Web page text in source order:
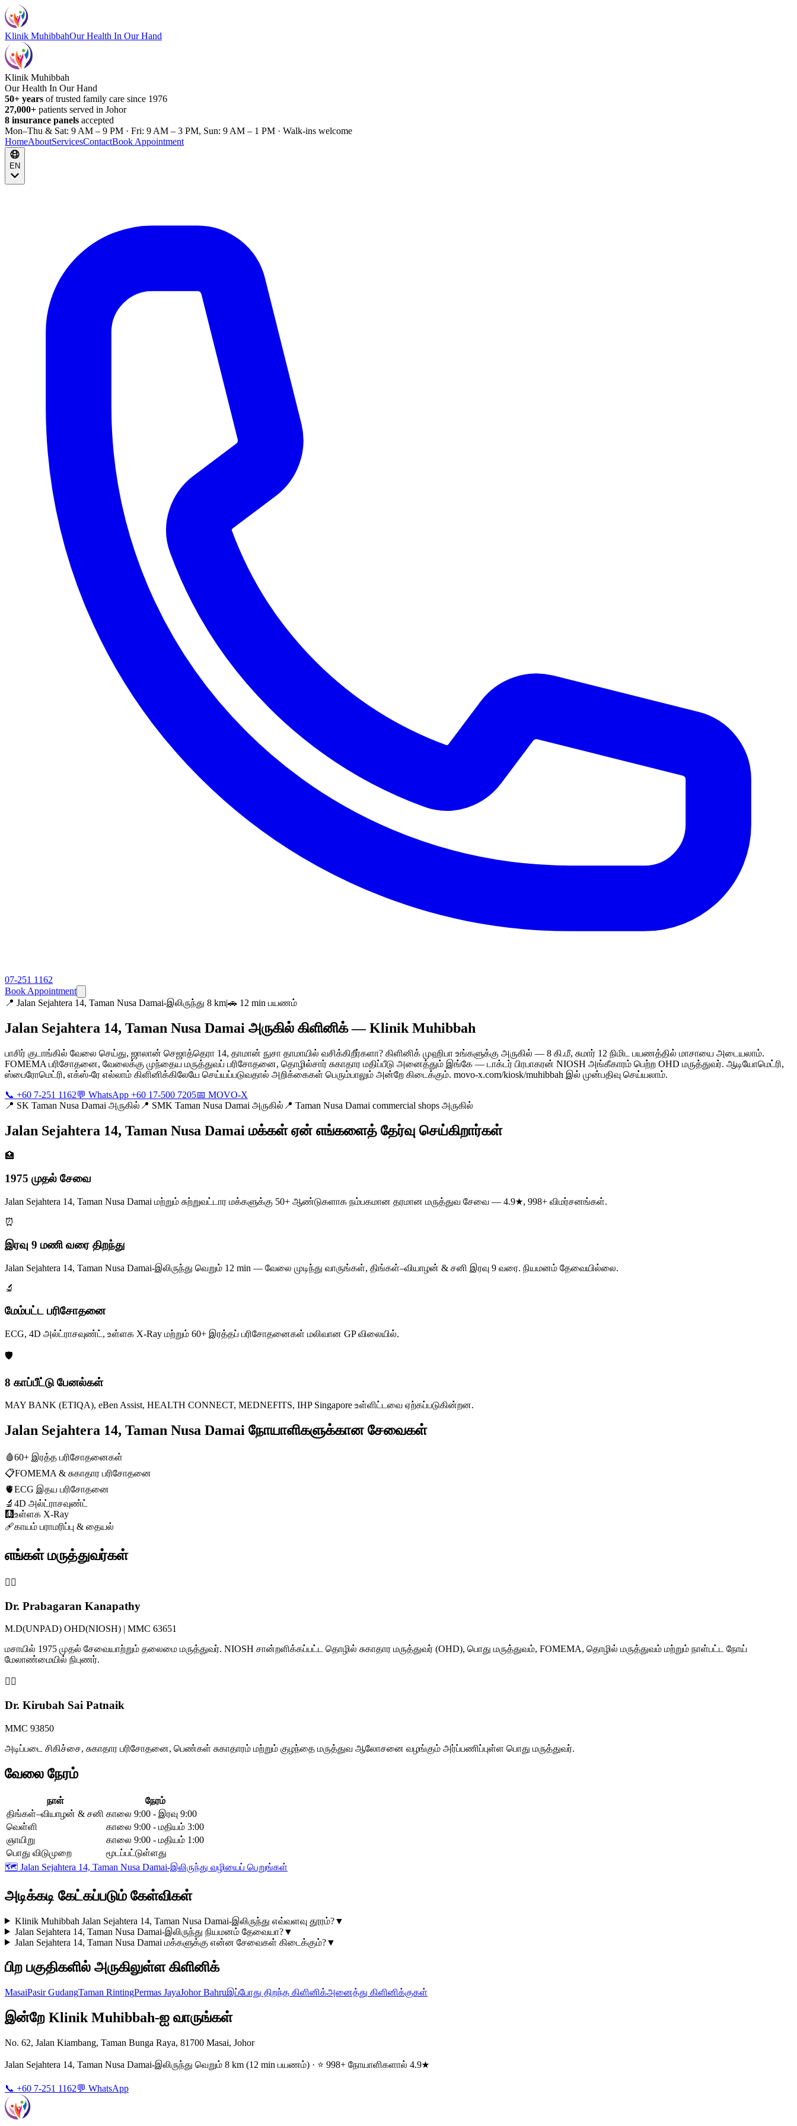
Klinik MuhibbahOur Health In Our Hand
Klinik Muhibbah
Our Health In Our Hand
50+ years of trusted family care since 1976
27,000+ patients served in Johor
8 insurance panels accepted
Mon–Thu & Sat: 9 AM – 9 PM · Fri: 9 AM – 3 PM, Sun: 9 AM – 1 PM · Walk-ins welcome
HomeAboutServicesContactBook Appointment
EN
07-251 1162
Book Appointment
📍 Jalan Sejahtera 14, Taman Nusa Damai-இலிருந்து 8 km|🚗 12 min பயணம்
Jalan Sejahtera 14, Taman Nusa Damai அருகில் கிளினிக் — Klinik Muhibbah
பாசிர் குடாங்கில் வேலை செய்து, ஜாலான் செஜாத்தெரா 14, தாமான் நுசா தாமாயில் வசிக்கிறீர்களா? கிளினிக் முஹிபா உங்களுக்கு அருகில் — 8 கி.மீ, சுமார் 12 நிமிட பயணத்தில் மாசாயை அடையலாம்.
FOMEMA பரிசோதனை, வேலைக்கு முந்தைய மருத்துவப் பரிசோதனை, தொழில்சார் சுகாதார மதிப்பீடு அனைத்தும் இங்கே — டாக்டர் பிரபாகரன் NIOSH அங்கீகாரம் பெற்ற OHD மருத்துவர். ஆடியோமெட்ரி,
ஸ்பைரோமெட்ரி, எக்ஸ்-ரே எல்லாம் கிளினிக்கிலேயே செய்யப்படுவதால் அறிக்கைகள் பெரும்பாலும் அன்றே கிடைக்கும். movo-x.com/kiosk/muhibbah இல் முன்பதிவு செய்யலாம்.
📞 +60 7-251 1162💬 WhatsApp +60 17-500 7205📅 MOVO-X
📍 SK Taman Nusa Damai அருகில் 📍 SMK Taman Nusa Damai அருகில் 📍 Taman Nusa Damai commercial shops அருகில்
Jalan Sejahtera 14, Taman Nusa Damai மக்கள் ஏன் எங்களைத் தேர்வு செய்கிறார்கள்
🏥
1975 முதல் சேவை
Jalan Sejahtera 14, Taman Nusa Damai மற்றும் சுற்றுவட்டார மக்களுக்கு 50+ ஆண்டுகளாக நம்பகமான தரமான மருத்துவ சேவை — 4.9★, 998+ விமர்சனங்கள்.
⏰
இரவு 9 மணி வரை திறந்து
Jalan Sejahtera 14, Taman Nusa Damai-இலிருந்து வெறும் 12 min — வேலை முடிந்து வாருங்கள், திங்கள்–வியாழன் & சனி இரவு 9 வரை. நியமனம் தேவையில்லை.
🔬
மேம்பட்ட பரிசோதனை
ECG, 4D அல்ட்ராசவுண்ட், உள்ளக X-Ray மற்றும் 60+ இரத்தப் பரிசோதனைகள் மலிவான GP விலையில்.
🛡️
8 காப்பீட்டு பேனல்கள்
MAY BANK (ETIQA), eBen Assist, HEALTH CONNECT, MEDNEFITS, IHP Singapore உள்ளிட்டவை ஏற்கப்படுகின்றன.
Jalan Sejahtera 14, Taman Nusa Damai நோயாளிகளுக்கான சேவைகள்
🩸60+ இரத்த பரிசோதனைகள்
📋FOMEMA & சுகாதார பரிசோதனை
🫀ECG இதய பரிசோதனை
🔬 4D அல்ட்ராசவுண்ட்
🩻உள்ளக X-Ray
🩹காயம் பராமரிப்பு & தையல்
எங்கள் மருத்துவர்கள்
👨‍⚕️
Dr. Prabagaran Kanapathy
M.D(UNPAD) OHD(NIOSH) | MMC 63651
மசாயில் 1975 முதல் சேவையாற்றும் தலைமை மருத்துவர். NIOSH சான்றளிக்கப்பட்ட தொழில் சுகாதார மருத்துவர் (OHD), பொது மருத்துவம், FOMEMA, தொழில் மருத்துவம் மற்றும் நாள்பட்ட நோய்
மேலாண்மையில் நிபுணர்.
👩‍⚕️
Dr. Kirubah Sai Patnaik
MMC 93850
அடிப்படை சிகிச்சை, சுகாதார பரிசோதனை, பெண்கள் சுகாதாரம் மற்றும் குழந்தை மருத்துவ ஆலோசனை வழங்கும் அர்ப்பணிப்புள்ள பொது மருத்துவர்.
வேலை நேரம்
நாள்
நேரம்
திங்கள்–வியாழன் & சனி காலை 9:00 - இரவு 9:00
வெள்ளி
காலை 9:00 - மதியம் 3:00
ஞாயிறு
காலை 9:00 - மதியம் 1:00
பொது விடுமுறை
மூடப்பட்டுள்ளது
🗺️ Jalan Sejahtera 14, Taman Nusa Damai-இலிருந்து வழியைப் பெறுங்கள்
அடிக்கடி கேட்கப்படும் கேள்விகள்
Klinik Muhibbah Jalan Sejahtera 14, Taman Nusa Damai-இலிருந்து எவ்வளவு தூரம்?▼
Jalan Sejahtera 14, Taman Nusa Damai-இலிருந்து நியமனம் தேவையா?▼
Jalan Sejahtera 14, Taman Nusa Damai மக்களுக்கு என்ன சேவைகள் கிடைக்கும்?▼
பிற பகுதிகளில் அருகிலுள்ள கிளினிக்
MasaiPasir GudangTaman RintingPermas JayaJohor Bahruஇப்போது திறந்த கிளினிக்அனைத்து கிளினிக்குகள்
இன்றே Klinik Muhibbah-ஐ வாருங்கள்
No. 62, Jalan Kiambang, Taman Bunga Raya, 81700 Masai, Johor
Jalan Sejahtera 14, Taman Nusa Damai-இலிருந்து வெறும் 8 km (12 min பயணம்) · ⭐ 998+ நோயாளிகளால் 4.9★
📞 +60 7-251 1162💬 WhatsApp